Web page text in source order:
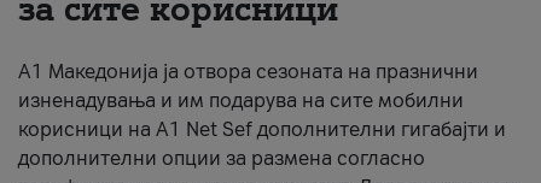
за сите корисници
А1 Македонија ја отвора сезоната на празнични
изненадувања и им подарува на сите мобилни
корисници на A1 Net Sef дополнителни гигабајти и
дополнителни опции за размена согласно